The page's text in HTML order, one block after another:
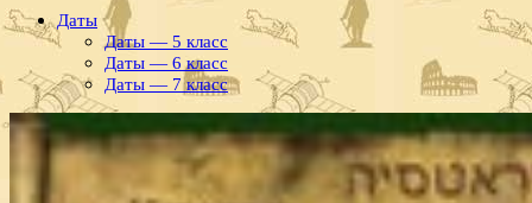
Даты
Даты — 5 класс
Даты — 6 класс
Даты — 7 класс